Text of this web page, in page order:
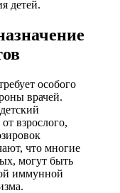
детей.
особого
врачей.
взрослого,
что многие
могут быть
иммунной